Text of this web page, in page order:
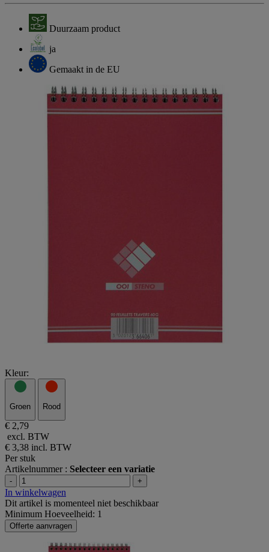
Duurzaam product
ja
Gemaakt in de EU
Kleur:
Groen Rood
€ 2,79
excl. BTW
€ 3,38 incl. BTW
Per stuk
Artikelnummer : Selecteer een variatie
- +
In winkelwagen
Dit artikel is momenteel niet beschikbaar
Minimum Hoeveelheid: 1
Offerte aanvragen